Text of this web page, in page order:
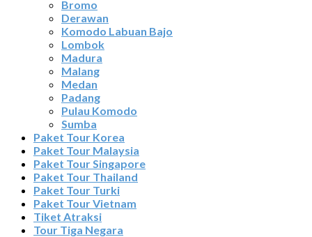
Bromo
Derawan
Komodo Labuan Bajo
Lombok
Madura
Malang
Medan
Padang
Pulau Komodo
Sumba
Paket Tour Korea
Paket Tour Malaysia
Paket Tour Singapore
Paket Tour Thailand
Paket Tour Turki
Paket Tour Vietnam
Tiket Atraksi
Tour Tiga Negara